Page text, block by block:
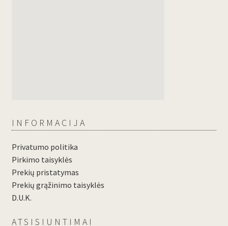
INFORMACIJA
Privatumo politika
Pirkimo taisyklės
Prekių pristatymas
Prekių grąžinimo taisyklės
D.U.K.
ATSISIUNTIMAI